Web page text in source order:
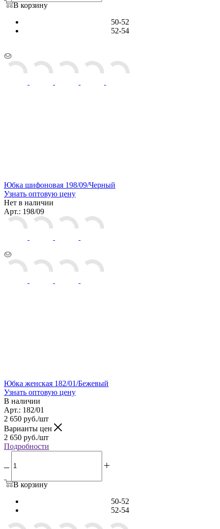
В корзину
50-52
52-54
Юбка шифоновая 198/09/Черный
Узнать оптовую цену
Нет в наличии
Арт.: 198/09
Юбка женская 182/01/Бежевый
Узнать оптовую цену
В наличии
Арт.: 182/01
2 650 руб./шт
Варианты цен
2 650 руб./шт
Подробности
В корзину
50-52
52-54